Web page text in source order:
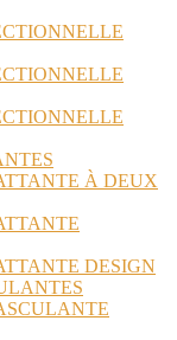
À DEUX
DESIGN